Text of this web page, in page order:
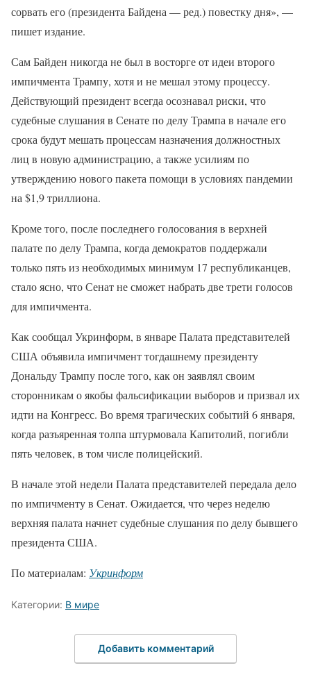
сорвать его (президента Байдена — ред.) повестку дня», —
пишет издание.
Сам Байден никогда не был в восторге от идеи второго
импичмента Трампу, хотя и не мешал этому процессу.
Действующий президент всегда осознавал риски, что
судебные слушания в Сенате по делу Трампа в начале его
срока будут мешать процессам назначения должностных
лиц в новую администрацию, а также усилиям по
утверждению нового пакета помощи в условиях пандемии
на $1,9 триллиона.
Кроме того, после последнего голосования в верхней
палате по делу Трампа, когда демократов поддержали
только пять из необходимых минимум 17 республиканцев,
стало ясно, что Сенат не сможет набрать две трети голосов
для импичмента.
Как сообщал Укринформ, в январе Палата представителей
США объявила импичмент тогдашнему президенту
Дональду Трампу после того, как он заявлял своим
сторонникам о якобы фальсификации выборов и призвал их
идти на Конгресс. Во время трагических событий 6 января,
когда разъяренная толпа штурмовала Капитолий, погибли
пять человек, в том числе полицейский.
В начале этой недели Палата представителей передала дело
по импичменту в Сенат. Ожидается, что через неделю
верхняя палата начнет судебные слушания по делу бывшего
президента США.
По материалам: Укринформ
Категории: В мире
Добавить комментарий